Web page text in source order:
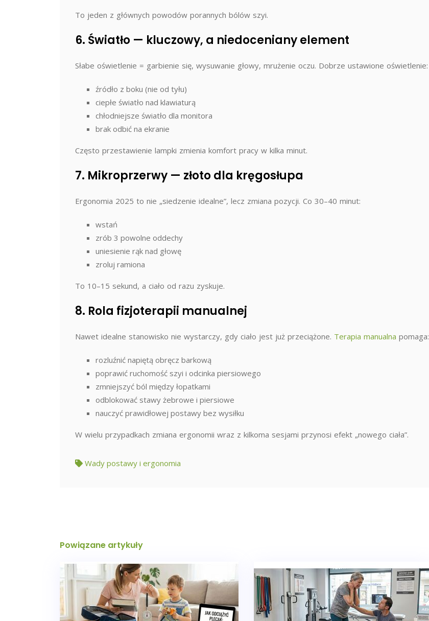
To jeden z głównych powodów porannych bólów szyi.
6. Światło — kluczowy, a niedoceniany element
Słabe oświetlenie = garbienie się, wysuwanie głowy, mrużenie oczu. Dobrze ustawione oświetlenie:
źródło z boku (nie od tyłu)
ciepłe światło nad klawiaturą
chłodniejsze światło dla monitora
brak odbić na ekranie
Często przestawienie lampki zmienia komfort pracy w kilka minut.
7. Mikroprzerwy — złoto dla kręgosłupa
Ergonomia 2025 to nie „siedzenie idealne”, lecz zmiana pozycji. Co 30–40 minut:
wstań
zrób 3 powolne oddechy
uniesienie rąk nad głowę
zroluj ramiona
To 10–15 sekund, a ciało od razu zyskuje.
8. Rola fizjoterapii manualnej
Nawet idealne stanowisko nie wystarczy, gdy ciało jest już przeciążone. Terapia manualna pomaga:
rozluźnić napiętą obręcz barkową
poprawić ruchomość szyi i odcinka piersiowego
zmniejszyć ból między łopatkami
odblokować stawy żebrowe i piersiowe
nauczyć prawidłowej postawy bez wysiłku
W wielu przypadkach zmiana ergonomii wraz z kilkoma sesjami przynosi efekt „nowego ciała”.
Wady postawy i ergonomia
Powiązane artykuły